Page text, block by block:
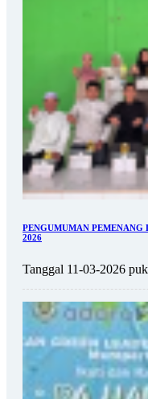
PENGUMUMAN PEMENANG
2026
Tanggal 11-03-2026